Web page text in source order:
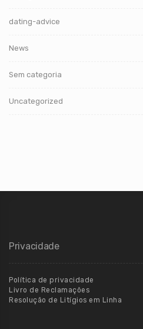
dating-advice
News
Sem categoria
Uncategorized
Privacidade
Política de privacidade
Livro de Reclamações
Resolução de Litígios em Linha